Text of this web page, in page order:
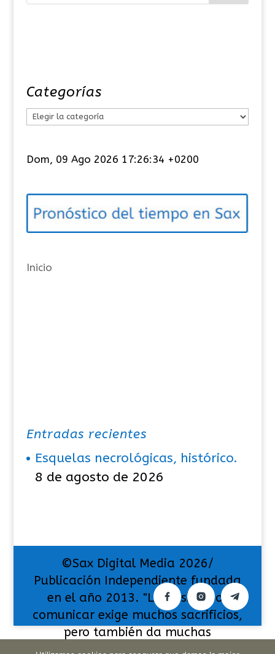
Categorías
e
o
í
s
Dom, 09 Ago 2026 17:26:35 +0200
Inicio
Entradas recientes
Esquelas necrológicas, histórico.
8 de agosto de 2026
©Sax Digital Media 2026/
Publicación Independiente fundada
en el año 2013. "La pasión por
comunicar exige muchos sacrificios,
pero también da muchas
satisfacciones".